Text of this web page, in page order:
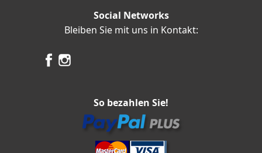
Social Networks
Bleiben Sie mit uns in Kontakt:
So bezahlen Sie!